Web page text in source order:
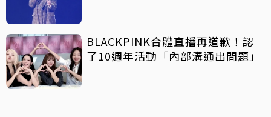
BLACKPINK合體直播再道歉！認
了10週年活動「內部溝通出問題」